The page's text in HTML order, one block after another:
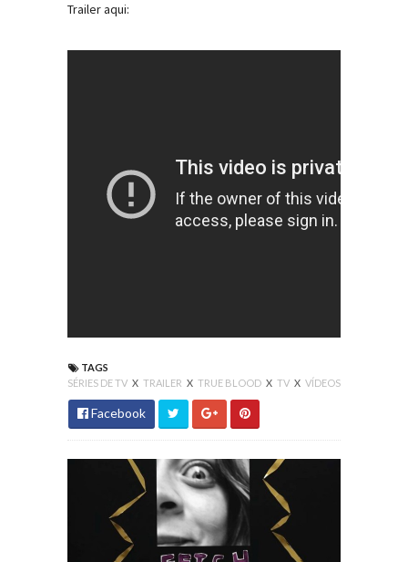
Trailer aqui:
TAGS
SÉRIES DE TV X TRAILER X TRUE BLOOD X TV X VÍDEOS
Facebook